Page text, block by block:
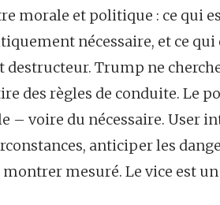
morale et politique : ce qui
nécessaire, et ce
Trump ne
des règles de conduite. Le
– voire du nécessaire. User
anticiper les
montrer mesuré. Le vice est